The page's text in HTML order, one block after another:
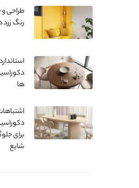
طراحی و
رنگ زرد
ها
برای
شایع